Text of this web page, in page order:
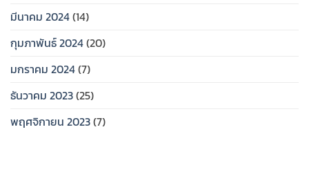
มีนาคม 2024(14)
กุมภาพันธ์ 2024(20)
มกราคม 2024(7)
ธันวาคม 2023(25)
พฤศจิกายน 2023(7)